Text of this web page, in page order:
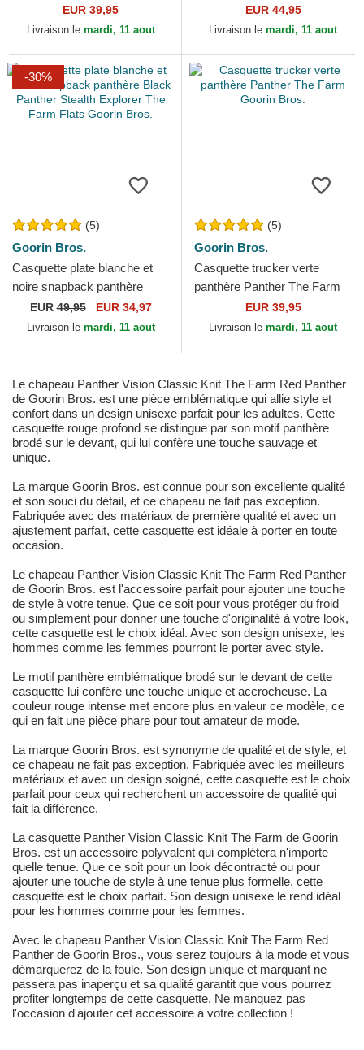
Global Core Denim The Farm
Goorin Bros.
EUR 39,95
Livraison le mardi, 11 aout
Suede The Farm Goorin
Bros.
EUR 44,95
Livraison le mardi, 11 aout
-30%
(5)
Goorin Bros.
Casquette plate blanche et
noire snapback panthère
Black Panther Stealth
Explorer The Farm Flats...
EUR49,95 EUR 34,97
Livraison le mardi, 11 aout
(5)
Goorin Bros.
Casquette trucker verte
panthère Panther The Farm
Goorin Bros.EUR 39,95
Livraison le mardi, 11 aout
Le chapeau Panther Vision Classic Knit The Farm Red Panther
de Goorin Bros. est une pièce emblématique qui allie style et
confort dans un design unisexe parfait pour les adultes. Cette
casquette rouge profond se distingue par son motif panthère
brodé sur le devant, qui lui confère une touche sauvage et
unique.
La marque Goorin Bros. est connue pour son excellente qualité
et son souci du détail, et ce chapeau ne fait pas exception.
Fabriquée avec des matériaux de première qualité et avec un
ajustement parfait, cette casquette est idéale à porter en toute
occasion.
Le chapeau Panther Vision Classic Knit The Farm Red Panther
de Goorin Bros. est l'accessoire parfait pour ajouter une touche
de style à votre tenue. Que ce soit pour vous protéger du froid
ou simplement pour donner une touche d'originalité à votre look,
cette casquette est le choix idéal. Avec son design unisexe, les
hommes comme les femmes pourront le porter avec style.
Le motif panthère emblématique brodé sur le devant de cette
casquette lui confère une touche unique et accrocheuse. La
couleur rouge intense met encore plus en valeur ce modèle, ce
qui en fait une pièce phare pour tout amateur de mode.
La marque Goorin Bros. est synonyme de qualité et de style, et
ce chapeau ne fait pas exception. Fabriquée avec les meilleurs
matériaux et avec un design soigné, cette casquette est le choix
parfait pour ceux qui recherchent un accessoire de qualité qui
fait la différence.
La casquette Panther Vision Classic Knit The Farm de Goorin
Bros. est un accessoire polyvalent qui complétera n'importe
quelle tenue. Que ce soit pour un look décontracté ou pour
ajouter une touche de style à une tenue plus formelle, cette
casquette est le choix parfait. Son design unisexe le rend idéal
pour les hommes comme pour les femmes.
Avec le chapeau Panther Vision Classic Knit The Farm Red
Panther de Goorin Bros., vous serez toujours à la mode et vous
démarquerez de la foule. Son design unique et marquant ne
passera pas inaperçu et sa qualité garantit que vous pourrez
profiter longtemps de cette casquette. Ne manquez pas
l'occasion d'ajouter cet accessoire à votre collection !